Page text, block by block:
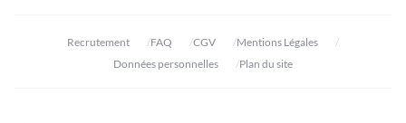
Recrutement FAQ CGV
Mentions Légales
Données personnelles
Plan du site